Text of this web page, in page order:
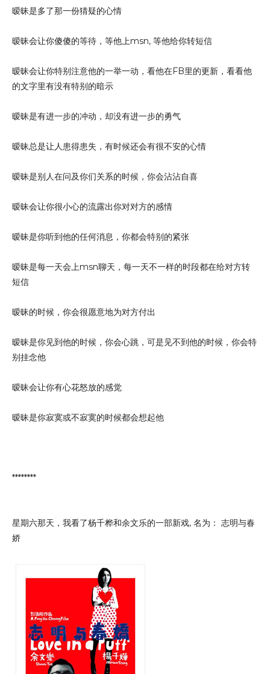
暧昧是多了那一份猜疑的心情
暧昧会让你傻傻的等待，等他上msn, 等他给你转短信
暧昧会让你特别注意他的一举一动，看他在FB里的更新，看看他
的文字里有没有特别的暗示
暧昧是有进一步的冲动，却没有进一步的勇气
暧昧总是让人患得患失，有时候还会有很不安的心情
暧昧是别人在问及你们关系的时候，你会沾沾自喜
暧昧会让你很小心的流露出你对对方的感情
暧昧是你听到他的任何消息，你都会特别的紧张
暧昧是每一天会上msn聊天，每一天不一样的时段都在给对方转
短信
暧昧的时候，你会很愿意地为对方付出
暧昧是你见到他的时候，你会心跳，可是见不到他的时候，你会特
别挂念他
暧昧会让你有心花怒放的感觉
暧昧是你寂寞或不寂寞的时候都会想起他
********
星期六那天，我看了杨千桦和余文乐的一部新戏, 名为： 志明与春
娇